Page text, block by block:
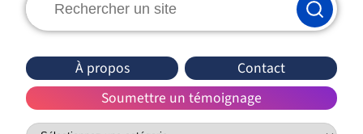
:
À propos
Contact
Soumettre un témoignage